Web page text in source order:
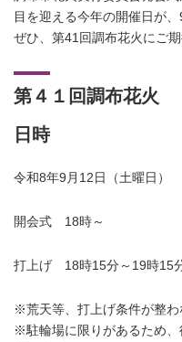
目を迎える今年の開催日が
ぜひ、第41回調布花火にご期
第４１回調布花火
日時
令和8年9月12日（土曜日）
開会式 18時～
打上げ 18時15分～19時15
※荒天等、打上げ条件が整わ
※駐輪場に限りがあるため